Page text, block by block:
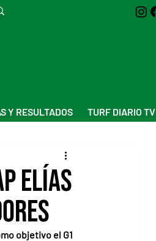
Y RESULTADOS TURF DIARIO TV
Elías
objetivo el G1